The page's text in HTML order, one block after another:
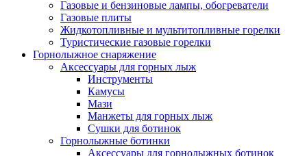
Газовые и бензиновые лампы, обогреватели
Газовые плиты
Жидкотопливные и мультитопливные горелки
Туристические газовые горелки
Горнолыжное снаряжение
Аксессуары для горных лыж
Инструменты
Камусы
Мази
Манжеты для горных лыж
Сушки для ботинок
Горнолыжные ботинки
Аксессуары для горнолыжных ботинок